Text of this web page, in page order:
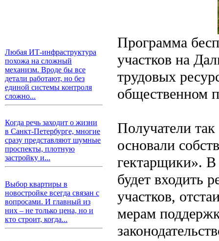
Любая ИТ-инфраструктура
похожа на сложный
механизм. Вроде бы все
детали работают, но без
единой системы контроля
сложно...
Когда речь заходит о жизни
в Санкт-Петербурге, многие
сразу представляют шумные
проспекты, плотную
застройку и...
Выбор квартиры в
новостройке всегда связан с
вопросами. И главный из
них – не только цена, но и
кто строит, когда...
Программа
участков на
трудовых
общественном
Получатели
основали
гектарщики». В
будет входить
участков,
мерам